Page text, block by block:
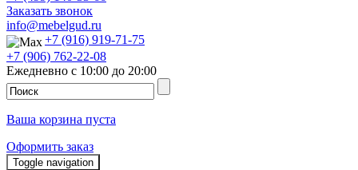
Заказать звонок
info@mebelgud.ru
+7 (916) 919-71-75
+7 (906) 762-22-08
Ежедневно с 10:00 до 20:00
Ваша корзина пуста
Оформить заказ
Toggle navigation